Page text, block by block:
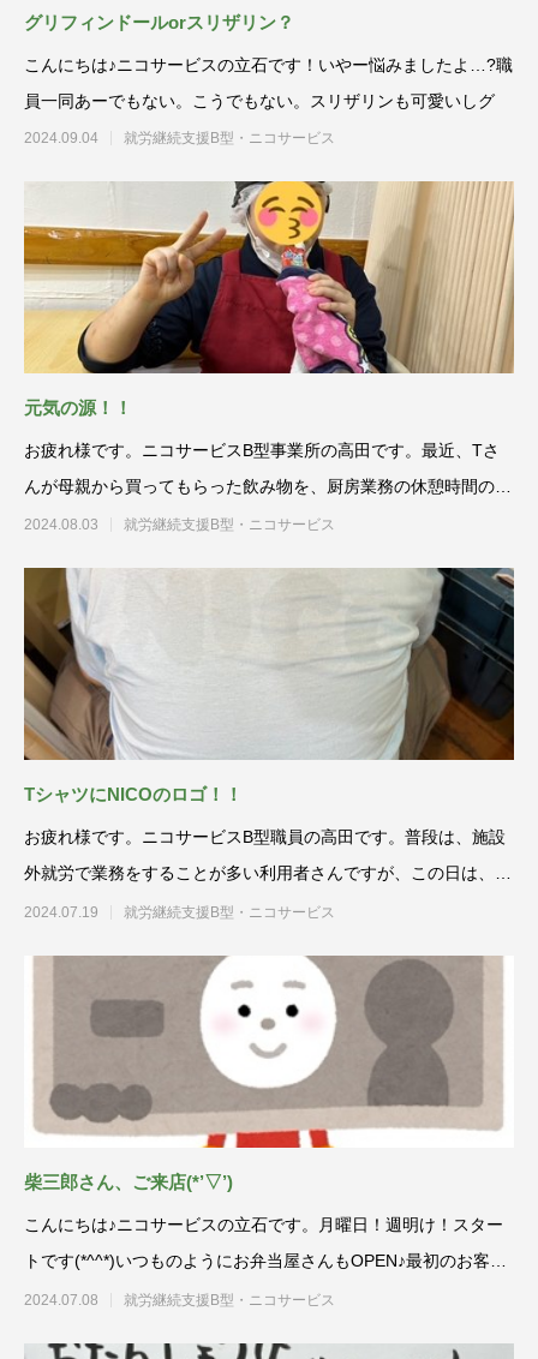
グリフィンドールorスリザリン？
こんにちは♪ニコサービスの立石です！いやー悩みましたよ…?職
員一同あーでもない。こうでもない。スリザリンも可愛いしグ
2024.09.04 就労継続支援B型・ニコサービス
元気の源！！
お疲れ様です。ニコサービスB型事業所の高田です。最近、Tさ
んが母親から買ってもらった飲み物を、厨房業務の休憩時間の合
間に飲んでい
2024.08.03 就労継続支援B型・ニコサービス
TシャツにNICOのロゴ！！
お疲れ様です。ニコサービスB型職員の高田です。普段は、施設
外就労で業務をすることが多い利用者さんですが、この日は、厨
房業務に入り
2024.07.19 就労継続支援B型・ニコサービス
柴三郎さん、ご来店(*’▽’)
こんにちは♪ニコサービスの立石です。月曜日！週明け！スター
トです(*^^*)いつものようにお弁当屋さんもOPEN♪最初のお客様
は
2024.07.08 就労継続支援B型・ニコサービス